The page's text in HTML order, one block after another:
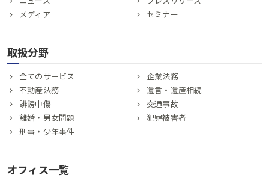
メディア
セミナー
取扱分野
全てのサービス
企業法務
不動産法務
遺言・遺産相続
誹謗中傷
交通事故
離婚・男女問題
犯罪被害者
刑事・少年事件
オフィス一覧